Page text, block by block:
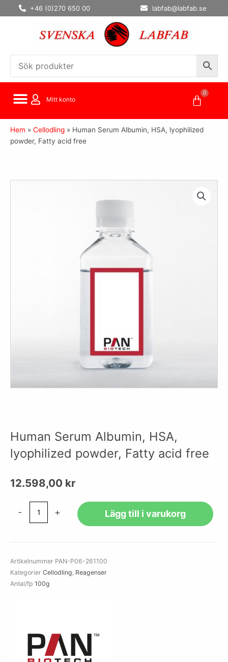
Hoppa
till
+46 (0)270 650 00 labfab@labfab.se
Mitt konto
0
Hem » Cellodling » Human Serum Albumin, HSA, lyophilized
powder, Fatty acid free
Human Serum Albumin, HSA,
lyophilized powder, Fatty acid free
12.598,00 kr
-
powder,
Fatty
acid
+ Lägg till i varukorg
Artikelnummer PAN-P06-261100
Kategorier Cellodling, Reagenser
Antal/fp 100g